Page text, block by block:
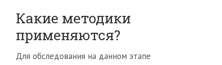
Какие методики
применяются?
Для обследования на данном этапе